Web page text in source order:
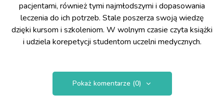
pacjentami, również tymi najmłodszymi i dopasowania
leczenia do ich potrzeb. Stale poszerza swoją wiedzę
dzięki kursom i szkoleniom. W wolnym czasie czyta książki
i udziela korepetycji studentom uczelni medycznych.
Pokaż komentarze (0)